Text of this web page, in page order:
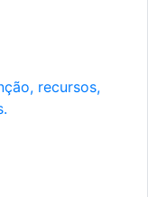
recursos,